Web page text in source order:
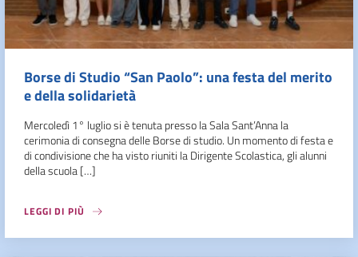
Borse di Studio “San Paolo”: una festa del merito
e della solidarietà
Mercoledì 1° luglio si è tenuta presso la Sala Sant’Anna la
cerimonia di consegna delle Borse di studio. Un momento di festa e
di condivisione che ha visto riuniti la Dirigente Scolastica, gli alunni
della scuola […]
LEGGI DI PIÙ